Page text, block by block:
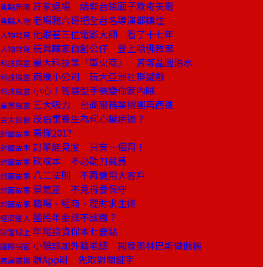
焦點新聞 許家退場 給郭台銘面子救奇美電
焦點人物 老場務六哥把全台名導演都鎮住
人物特寫 他跟著三位電影大師 看了十七年
人物特寫 玩具藏家自創公仔 登上哈佛教案
科技風雲 最大科技業「軍火商」 苦等晶圓油水
科技風雲 兩歲小公司 玩大亞洲社群遊戲
科技風雲 小心！智慧型手機變你家內賊
產業風雲 三大吸力 台商服務業揪團再西進
百大良醫 茂伯重養生為何心臟病逝？
封面故事 看懂201?
封面故事 訂單能見度 只有一個月！
封面故事 砍成本 不必動刀裁員
封面故事 八二法則 不再適用大客戶
封面故事 景氣差 不見得要保守
封面故事 職場、經商、理財求生術
經濟達人 國民年金該不該繳？
財富線上 年尾投資保本七要點
國際視窗 小雜誌加外籍老總 揭發奧林巴斯做假帳
商周書摘 賺App財 先取對關鍵字